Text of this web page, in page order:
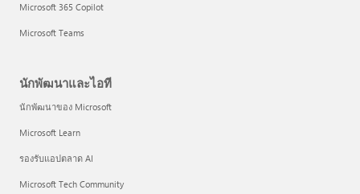
Microsoft 365 Copilot
Microsoft Teams
นักพัฒนาและไอที
นักพัฒนาของ Microsoft
Microsoft Learn
รองรับแอปตลาด AI
Microsoft Tech Community